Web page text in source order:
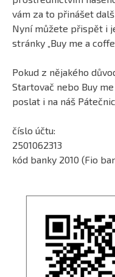
vám za to přinášet
Nyní můžete přispět i
stránky „Buy me a
Pokud z nějakého
Startovač nebo Buy
poslat i na náš
číslo účtu:
2501062313
kód banky 2010 (Fio